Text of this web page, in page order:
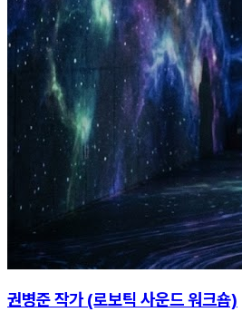
권병준 작가 (로보틱 사운드 워크숍)